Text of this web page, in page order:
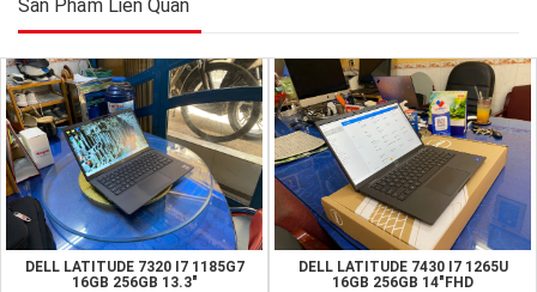
Sản Phẩm Liên Quan
DELL LATITUDE 7320 I7 1185G7
16GB 256GB 13.3"
DELL LATITUDE 7430 I7 1265U
16GB 256GB 14"FHD